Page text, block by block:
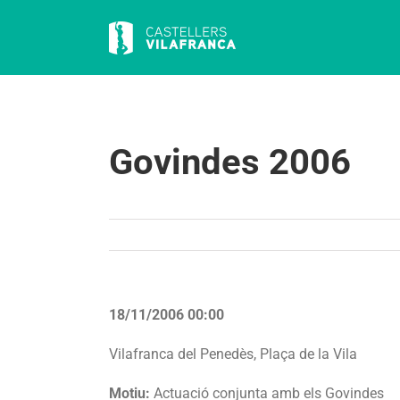
Govindes 2006
18/11/2006 00:00
Vilafranca del Penedès, Plaça de la Vila
Motiu: Actuació conjunta amb els Govindes